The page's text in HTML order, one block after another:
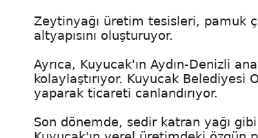
Zeytinyağı üretim tesisleri, pamuk
altyapısını oluşturuyor.
Ayrıca, Kuyucak'ın Aydın-Denizli
kolaylaştırıyor. Kuyucak Belediyesi
yaparak ticareti canlandırıyor.
Son dönemde, sedir katran yağı